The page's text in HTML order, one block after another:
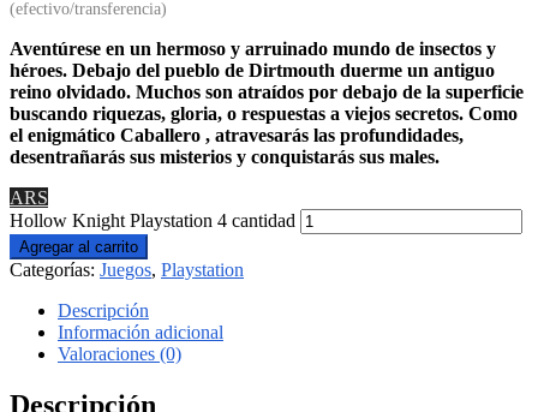
Aventúrese en un hermoso y arruinado mundo de insectos y
héroes. Debajo del pueblo de Dirtmouth duerme un antiguo
reino olvidado. Muchos son atraídos por debajo de la superficie
buscando riquezas, gloria, o respuestas a viejos secretos. Como
el enigmático Caballero , atravesarás las profundidades,
desentrañarás sus misterios y conquistarás sus males.
ARS
Hollow Knight Playstation 4 cantidad
Agregar al carrito
Categorías: Juegos, Playstation
Descripción
Información adicional
Valoraciones (0)
Descripción